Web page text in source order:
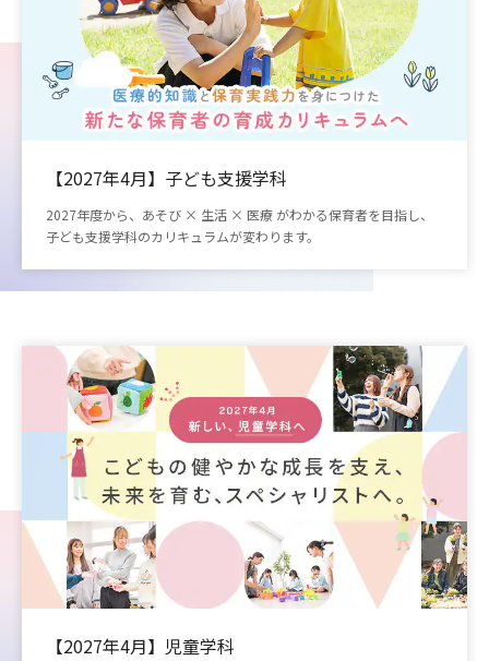
【2027年4月】子ども支援学科
2027年度から、あそび × 生活 × 医療 がわかる保育者を目指し、
子ども支援学科のカリキュラムが変わります。
【2027年4月】児童学科